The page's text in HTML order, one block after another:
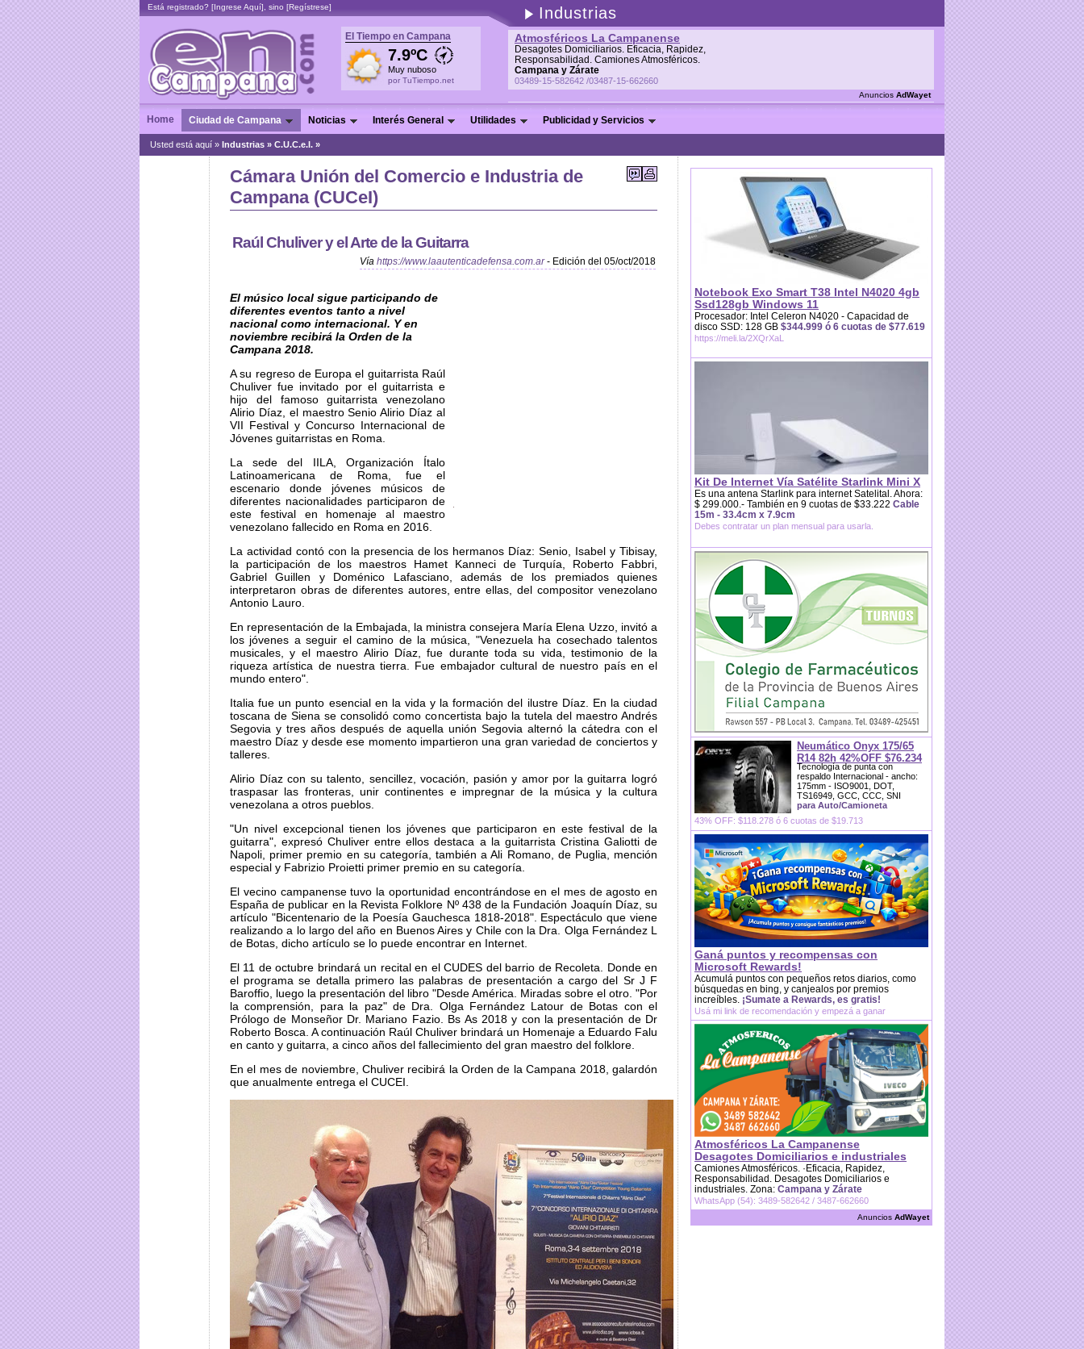
Está registrado? [Ingrese Aquí], sino [Regístrese] Industrias
Atmosféricos La Campanense
Desagotes Domiciliarios. Eficacia, Rapidez,
Responsabilidad. Camiones Atmosféricos.
Campana y Zárate
03489-15-582642 /03487-15-662660
Anuncios AdWayet
El Tiempo en Campana
7.9ºC
Muy nuboso
por TuTiempo.net
Home Ciudad de Campana Noticias Interés General Utilidades Publicidad y Servicios
Usted está aquí » Industrias » C.U.C.e.I. »
Cámara Unión del Comercio e Industria de
Campana (CUCeI)
Raúl Chuliver y el Arte de la Guitarra
Vía https://www.laautenticadefensa.com.ar- Edición del 05/oct/2018
El músico local sigue participando de
diferentes eventos tanto a nivel
nacional como internacional. Y en
noviembre recibirá la Orden de la
Campana 2018.
A su regreso de Europa el guitarrista Raúl
Chuliver fue invitado por el guitarrista e
hijo del famoso guitarrista venezolano
Alirio Díaz, el maestro Senio Alirio Díaz al
VII Festival y Concurso Internacional de
Jóvenes guitarristas en Roma.
La sede del IILA, Organización Ítalo
Latinoamericana de Roma, fue el
escenario donde jóvenes músicos de
diferentes nacionalidades participaron de
este festival en homenaje al maestro
venezolano fallecido en Roma en 2016.
La actividad contó con la presencia de los hermanos Díaz: Senio, Isabel y Tibisay,
la participación de los maestros Hamet Kanneci de Turquía, Roberto Fabbri,
Gabriel Guillen y Doménico Lafasciano, además de los premiados quienes
interpretaron obras de diferentes autores, entre ellas, del compositor venezolano
Antonio Lauro.
En representación de la Embajada, la ministra consejera María Elena Uzzo, invitó a
los jóvenes a seguir el camino de la música, "Venezuela ha cosechado talentos
musicales, y el maestro Alirio Díaz, fue durante toda su vida, testimonio de la
riqueza artística de nuestra tierra. Fue embajador cultural de nuestro país en el
mundo entero".
Italia fue un punto esencial en la vida y la formación del ilustre Díaz. En la ciudad
toscana de Siena se consolidó como concertista bajo la tutela del maestro Andrés
Segovia y tres años después de aquella unión Segovia alternó la cátedra con el
maestro Díaz y desde ese momento impartieron una gran variedad de conciertos y
talleres.
Alirio Díaz con su talento, sencillez, vocación, pasión y amor por la guitarra logró
traspasar las fronteras, unir continentes e impregnar de la música y la cultura
venezolana a otros pueblos.
"Un nivel excepcional tienen los jóvenes que participaron en este festival de la
guitarra", expresó Chuliver entre ellos destaca a la guitarrista Cristina Galiotti de
Napoli, primer premio en su categoría, también a Ali Romano, de Puglia, mención
especial y Fabrizio Proietti primer premio en su categoría.
El vecino campanense tuvo la oportunidad encontrándose en el mes de agosto en
España de publicar en la Revista Folklore Nº 438 de la Fundación Joaquín Díaz, su
artículo "Bicentenario de la Poesía Gauchesca 1818-2018". Espectáculo que viene
realizando a lo largo del año en Buenos Aires y Chile con la Dra. Olga Fernández L
de Botas, dicho artículo se lo puede encontrar en Internet.
El 11 de octubre brindará un recital en el CUDES del barrio de Recoleta. Donde en
el programa se detalla primero las palabras de presentación a cargo del Sr J F
Baroffio, luego la presentación del libro "Desde América. Miradas sobre el otro. "Por
la comprensión, para la paz" de Dra. Olga Fernández Latour de Botas con el
Prólogo de Monseñor Dr. Mariano Fazio. Bs As 2018 y con la presentación de Dr
Roberto Bosca. A continuación Raúl Chuliver brindará un Homenaje a Eduardo Falu
en canto y guitarra, a cinco años del fallecimiento del gran maestro del folklore.
En el mes de noviembre, Chuliver recibirá la Orden de la Campana 2018, galardón
que anualmente entrega el CUCEI.
Notebook Exo Smart T38 Intel N4020 4gb
Ssd128gb Windows 11
Procesador: Intel Celeron N4020 - Capacidad de
disco SSD: 128 GB $344.999 ó 6 cuotas de $77.619
https://meli.la/2XQrXaL
Kit De Internet Vía Satélite Starlink Mini X
Es una antena Starlink para internet Satelital. Ahora:
$ 299.000.- También en 9 cuotas de $33.222 Cable
15m - 33.4cm x 7.9cm
Debes contratar un plan mensual para usarla.
Neumático Onyx 175/65
R14 82h 42%OFF $76.234
Tecnología de punta con
respaldo Internacional - ancho:
175mm - ISO9001, DOT,
TS16949, GCC, CCC, SNI
para Auto/Camioneta
43% OFF: $118.278 ó 6 cuotas de $19.713
Ganá puntos y recompensas con
Microsoft Rewards!
Acumulá puntos con pequeños retos diarios, como
búsquedas en bing, y canjealos por premios
increíbles. ¡Sumate a Rewards, es gratis!
Usá mi link de recomendación y empezá a ganar
Atmosféricos La Campanense
Desagotes Domiciliarios e industriales
Camiones Atmosféricos. ·Eficacia, Rapidez,
Responsabilidad. Desagotes Domiciliarios e
industriales. Zona: Campana y Zárate
WhatsApp (54): 3489-582642 / 3487-662660
Anuncios AdWayet